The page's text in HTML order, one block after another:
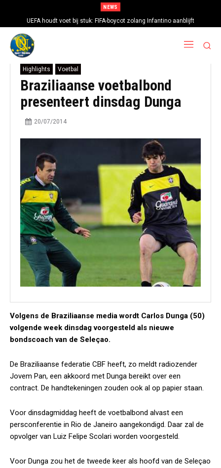
NEWS
UEFA houdt voet bij stuk: FIFA-boycot zolang Infantino aanblijft
Highlights Voetbal
Braziliaanse voetbalbond
presenteert dinsdag Dunga
20/07/2014
Volgens de Braziliaanse media wordt Carlos Dunga (50)
volgende week dinsdag voorgesteld als nieuwe
bondscoach van de Seleçao.
De Braziliaanse federatie CBF heeft, zo meldt radiozender
Jovem Pan, een akkoord met Dunga bereikt over een
contract. De handtekeningen zouden ook al op papier staan.
Voor dinsdagmiddag heeft de voetbalbond alvast een
persconferentie in Rio de Janeiro aangekondigd. Daar zal de
opvolger van Luiz Felipe Scolari worden voorgesteld.
Voor Dunga zou het de tweede keer als hoofd van de Seleçao